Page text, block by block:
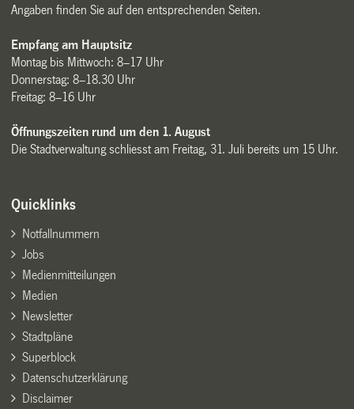
Angaben finden Sie auf den entsprechenden Seiten.
Empfang am Hauptsitz
Montag bis Mittwoch: 8–17 Uhr
Donnerstag: 8–18.30 Uhr
Freitag: 8–16 Uhr
Öffnungszeiten rund um den 1. August
Die Stadtverwaltung schliesst am Freitag, 31. Juli bereits um 15 Uhr.
Quicklinks
Notfallnummern
Jobs
Medienmitteilungen
Medien
Newsletter
Stadtpläne
Superblock
Datenschutzerklärung
Disclaimer